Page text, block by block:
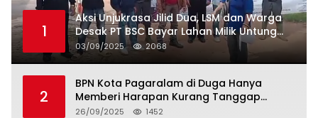
1
Aksi Unjukrasa Jilid Dua, LSM dan Warga
Desak PT BSC Bayar Lahan Milik Untung
Suropati
03/09/2025 2068
2
BPN Kota Pagaralam di Duga Hanya
Memberi Harapan Kurang Tanggap
Terkait Sertifikat Tumpang Tindih
26/09/2025 1452